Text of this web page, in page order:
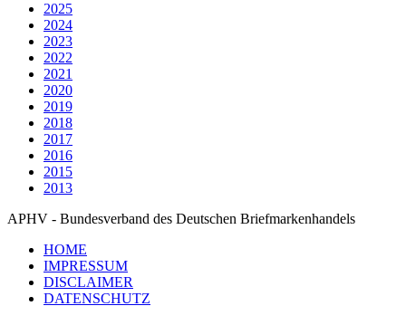
2025
2024
2023
2022
2021
2020
2019
2018
2017
2016
2015
2013
APHV - Bundesverband des Deutschen Briefmarkenhandels
HOME
IMPRESSUM
DISCLAIMER
DATENSCHUTZ